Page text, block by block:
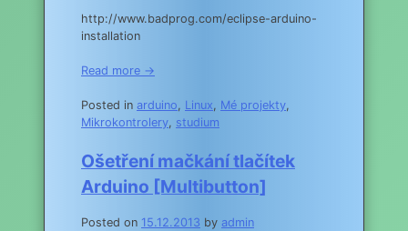
http://www.badprog.com/eclipse-arduino-
installation
Read more →
Posted in arduino, Linux, Mé projekty,
Mikrokontrolery, studium
Ošetření mačkání tlačítek
Arduino [Multibutton]
Posted on 15.12.2013 by admin